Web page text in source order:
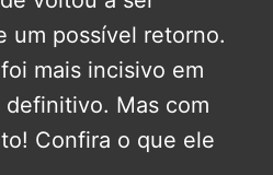
um possível retorno.
mais incisivo em
Mas com
Confira o que ele